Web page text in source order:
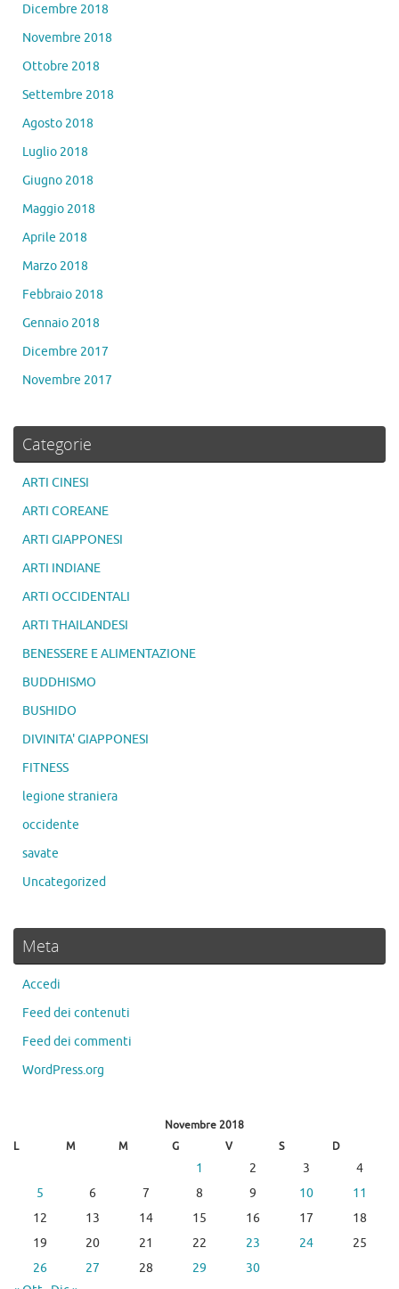
Dicembre 2018
Novembre 2018
Ottobre 2018
Settembre 2018
Agosto 2018
Luglio 2018
Giugno 2018
Maggio 2018
Aprile 2018
Marzo 2018
Febbraio 2018
Gennaio 2018
Dicembre 2017
Novembre 2017
Categorie
ARTI CINESI
ARTI COREANE
ARTI GIAPPONESI
ARTI INDIANE
ARTI OCCIDENTALI
ARTI THAILANDESI
BENESSERE E ALIMENTAZIONE
BUDDHISMO
BUSHIDO
DIVINITA' GIAPPONESI
FITNESS
legione straniera
occidente
savate
Uncategorized
Meta
Accedi
Feed dei contenuti
Feed dei commenti
WordPress.org
Novembre 2018
L
M M G V S D
1 2 3
4
5
6 7 8 9 10
11
12
13 14 15 16 17
18
19
20 21 22 23 24
25
26
27 28 29
30